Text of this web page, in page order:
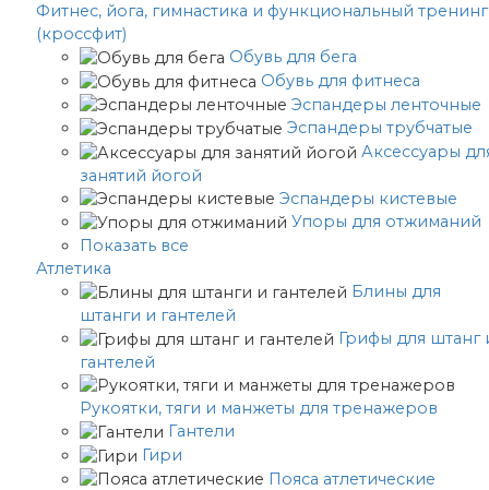
Фитнес, йога, гимнастика и функциональный тренинг
(кроссфит)
Обувь для бега
Обувь для фитнеса
Эспандеры ленточные
Эспандеры трубчатые
Аксессуары
занятий йогой
Эспандеры кистевые
Упоры для отжиманий
Показать все
Атлетика
Блины для
штанги и гантелей
Грифы для штанг
гантелей
Рукоятки, тяги и манжеты для тренажеров
Гантели
Гири
Пояса атлетические